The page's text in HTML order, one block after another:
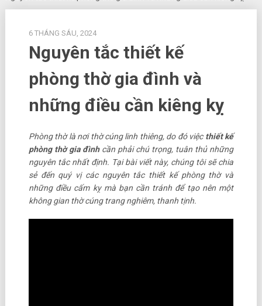
6 THÁNG SÁU, 2024
Nguyên tắc thiết kế
phòng thờ gia đình và
những điều cần kiêng kỵ
Phòng thờ là nơi thờ cúng linh thiêng, do đó việc thiết kế
phòng thờ gia đình cần phải chú trọng, tuân thủ những
nguyên tắc nhất định. Tại bài viết này, chúng tôi sẽ chia
sẻ đến quý vị các nguyên tắc thiết kế phòng thờ và
những điều cấm kỵ mà bạn cần tránh để tạo nên một
không gian thờ cúng trang nghiêm, thanh tịnh.